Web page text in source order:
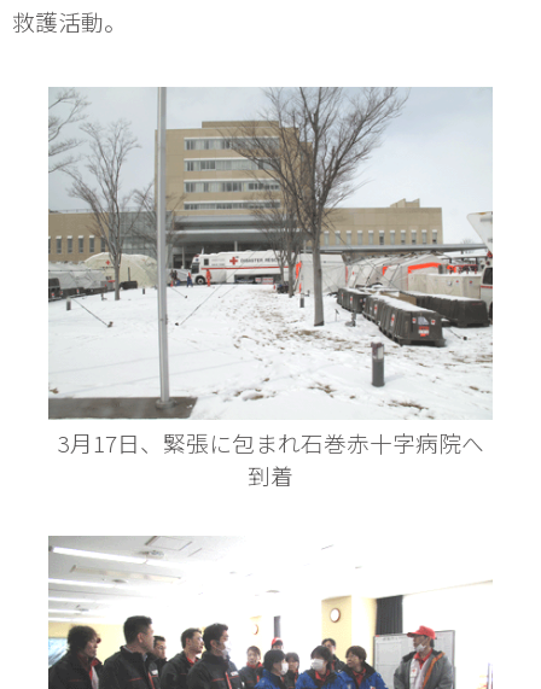
救護活動。
3月17日、緊張に包まれ石巻赤十字病院へ
到着